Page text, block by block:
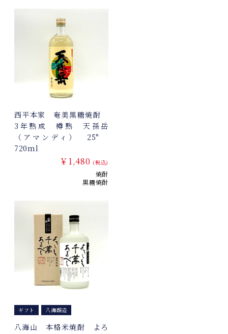
西平本家 奄美黒糖焼酎
3年熟成 樽熟 天孫岳
（アマンディ） 25°
720ml
￥1,480 (税込)
焼酎
黒糖焼酎
ギフト 八海醸造
八海山 本格米焼酎 よろ